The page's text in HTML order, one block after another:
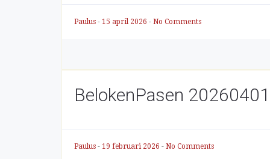
Paulus - 15 april 2026 - No Comments
BelokenPasen
Paulus - 19 februari 2026 - No Comments